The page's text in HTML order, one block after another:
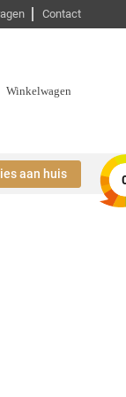
Contact
Winkelwagen
aan huis